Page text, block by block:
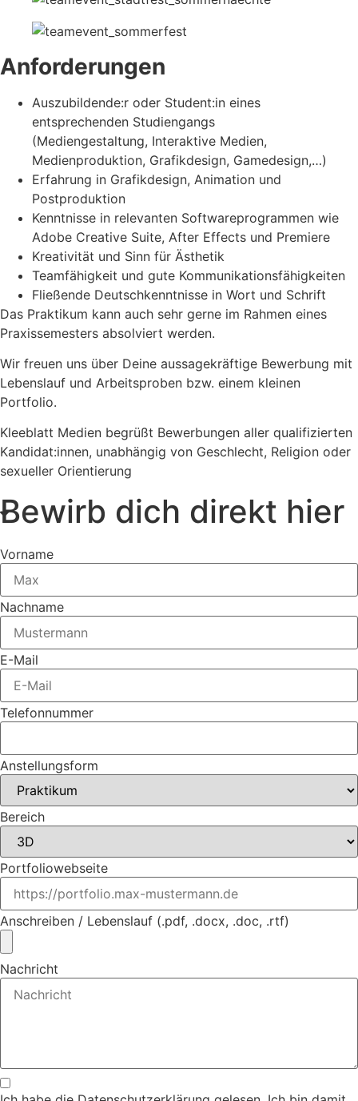
Anforderungen
Auszubildende:r oder Student:in eines
entsprechenden Studiengangs
(Mediengestaltung, Interaktive Medien,
Medienproduktion, Grafikdesign, Gamedesign,…)
Erfahrung in Grafikdesign, Animation und
Postproduktion
Kenntnisse in relevanten Softwareprogrammen wie
Adobe Creative Suite, After Effects und Premiere
Kreativität und Sinn für Ästhetik
Teamfähigkeit und gute Kommunikationsfähigkeiten
Fließende Deutschkenntnisse in Wort und Schrift
Das Praktikum kann auch sehr gerne im Rahmen eines
Praxissemesters absolviert werden.
Wir freuen uns über Deine aussagekräftige Bewerbung mit
Lebenslauf und Arbeitsproben bzw. einem kleinen
Portfolio.
Kleeblatt Medien begrüßt Bewerbungen aller qualifizierten
Kandidat:innen, unabhängig von Geschlecht, Religion oder
sexueller Orientierung
Bewirb dich direkt hier
Vorname
Nachname
E-Mail
Telefonnummer
Anstellungsform
Bereich
Portfoliowebseite
Anschreiben / Lebenslauf (.pdf, .docx, .doc, .rtf)
Nachricht